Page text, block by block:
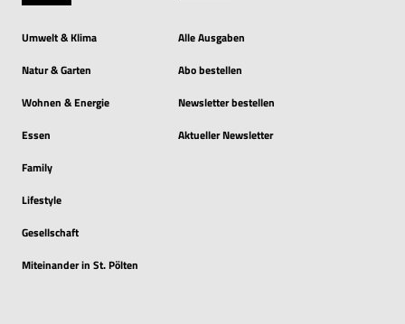
Umwelt & Klima
Natur & Garten
Wohnen & Energie
Essen
Family
Lifestyle
Gesellschaft
Miteinander in St. Pölten
Alle Ausgaben
Abo bestellen
Newsletter bestellen
Aktueller Newsletter